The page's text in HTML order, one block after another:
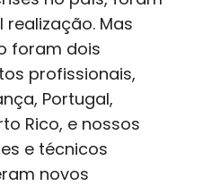
Mas
foram dois
profissionais,
Portugal,
Rico, e nossos
e técnicos
novos